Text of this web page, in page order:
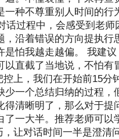
一种不尊重别人时间的行
话过程中，会感受到老师
，沿着错误的方向提执行
是怕我越走越偏。 我建
以直截了当地说，不怕有
上，我们在开始前15分
少一个总结归纳的过程，
得清晰明了，那么对于提
了一大半。推荐老师可以
，让对话时间一半是澄清